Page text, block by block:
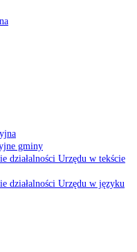
gminy
działalności Urzędu w tekście
działalności Urzędu w języku